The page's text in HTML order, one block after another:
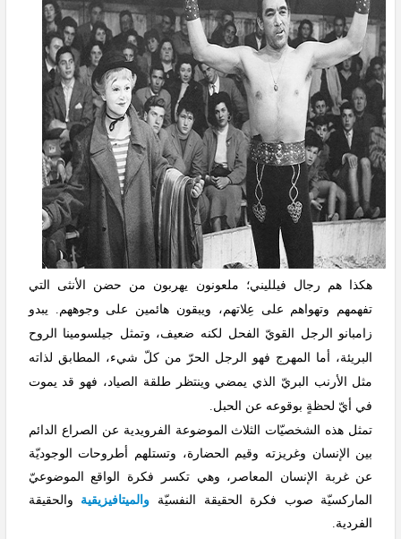
هكذا هم رجال فيلليني؛ ملعونون يهربون من حضن الأنثى التي
تفهمهم وتهواهم على عِلاتهم، ويبقون هائمين على وجوههم. يبدو
زامبانو الرجل القويّ الفحل لكنه ضعيف، وتمثل جيلسومينا الروح
البريئة، أما المهرج فهو الرجل الحرّ من كلّ شيء، المطابق لذاته
مثل الأرنب البريّ الذي يمضي وينتظر طلقة الصياد، فهو قد يموت
في أيّ لحظةٍ بوقوعه عن الحبل.
تمثل هذه الشخصيّات الثلاث الموضوعة الفرويدية عن الصراع الدائم
بين الإنسان وغريزته وقيم الحضارة، وتستلهم أطروحات الوجوديّة
عن غربة الإنسان المعاصر، وهي تكسر فكرة الواقع الموضوعيّ
الماركسيّة صوب فكرة الحقيقة النفسيّة والميتافيزيقية والحقيقة
الفردية.